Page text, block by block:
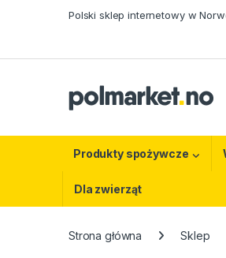
Polski sklep internetowy w
Produkty spożywcze
Dla zwierząt
Strona główna Sklep